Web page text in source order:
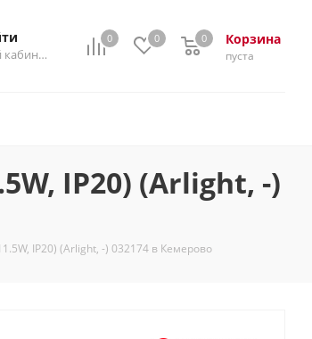
0 0 Корзина
0
пуста
0
Мой кабинет
IP20) (Arlight, -)
IP20) (Arlight, -) 032174 в Кемерово